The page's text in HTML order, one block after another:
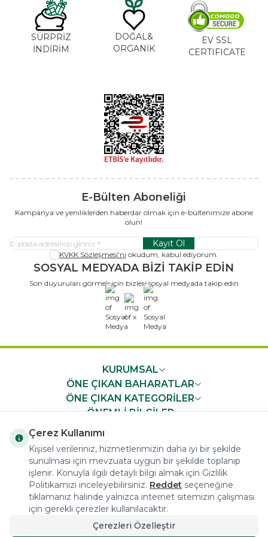
SÜRPRİZ
İNDİRİM
DOĞAL&
ORGANİK
EV SSL
CERTIFICATE
E-Bülten Aboneliği
Kampanya ve yeniliklerden haberdar olmak için e-bültenimize abone
olun!
Kayıt Ol
KVKK Sözleşmesi'ni okudum, kabul ediyorum.
SOSYAL MEDYADA BİZİ TAKİP EDİN
Son duyuruları görmek için bizleri sosyal medyada takip edin
x
KURUMSAL
ÖNE ÇIKAN BAHARATLAR
ÖNE ÇIKAN KATEGORİLER
ÖNEMLİ BİLGİLER
COPYRIGHT © 2023 arifoglu.com ALL RIGHTS RESERVED
Çerez Kullanımı
Kişisel verileriniz, hizmetlerimizin daha iyi bir şekilde
sunulması için mevzuata uygun bir şekilde toplanıp
işlenir. Konuyla ilgili detaylı bilgi almak için Gizlilik
Politikamızı inceleyebilirsiniz. Reddet seçeneğine
tıklamanız halinde yalnızca internet sitemizin çalışması
için gerekli çerezler kullanılacaktır.
Çerezleri Özelleştir